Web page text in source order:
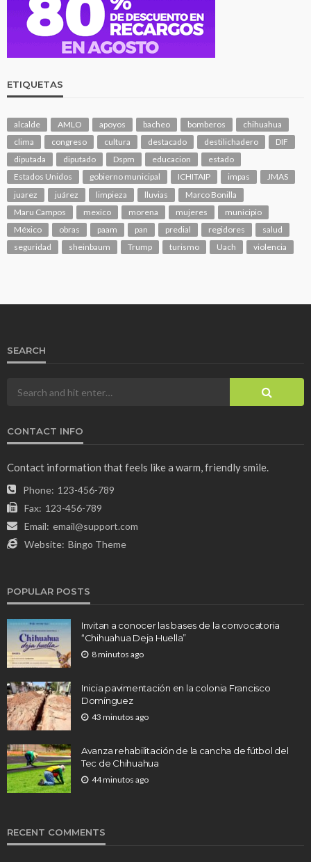
ETIQUETAS
alcalde AMLO apoyos bacheo bomberos
chihuahua
clima
congreso cultura destacado destilichadero
DIF
diputada
diputado Dspm educacion
estado
Estados Unidos
gobierno municipal ICHITAIP impas
JMAS
juarez
juárez limpieza lluvias
Marco Bonilla
Maru Campos
mexico morena mujeres
municipio
México
obras paam pan predial regidores
salud
seguridad
sheinbaum Trump turismo Uach violencia
SEARCH
CONTACT INFO
Contact information that feels like a warm, friendly smile.
Phone: 123-456-789
Fax: 123-456-789
Email: email@support.com
Website: Bingo Theme
POPULAR POSTS
Invitan a conocer las bases de la convocatoria
“Chihuahua Deja Huella”
8 minutos ago
Inicia pavimentación en la colonia Francisco
Domínguez
43 minutos ago
Avanza rehabilitación de la cancha de fútbol del
Tec de Chihuahua
44 minutos ago
RECENT COMMENTS